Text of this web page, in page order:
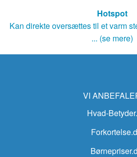
Hotspot
Kan direkte oversættes til et varm
... (se mere)
VI
Hvad-